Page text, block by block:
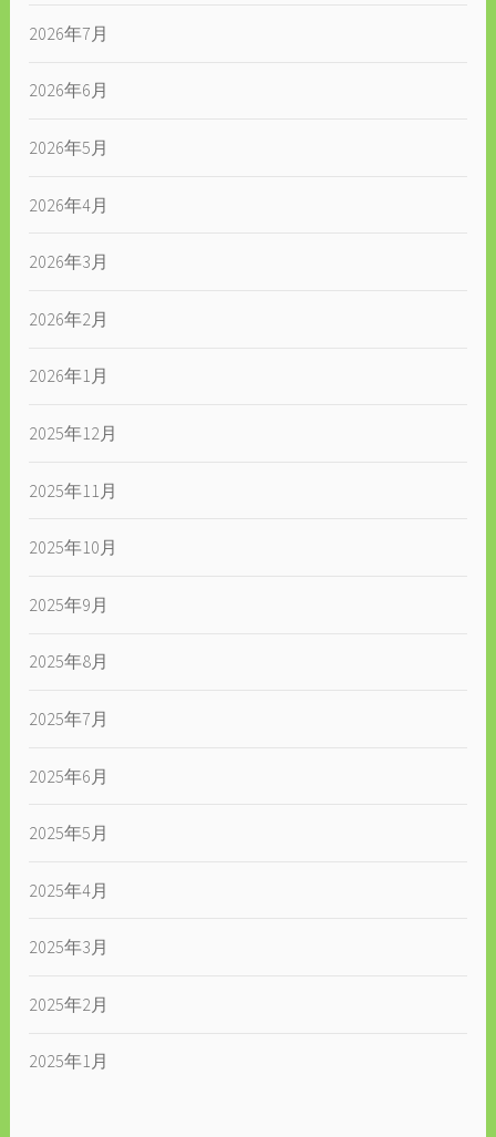
2026年7月
2026年6月
2026年5月
2026年4月
2026年3月
2026年2月
2026年1月
2025年12月
2025年11月
2025年10月
2025年9月
2025年8月
2025年7月
2025年6月
2025年5月
2025年4月
2025年3月
2025年2月
2025年1月